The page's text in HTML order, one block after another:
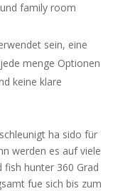
family room
sein, eine
menge Optionen
keine klare
ha sido für
werden es auf viele
fish hunter 360 Grad
fue sich bis zum